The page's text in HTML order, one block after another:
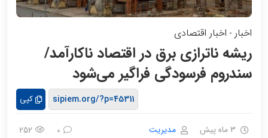
اخبار - اخبار اقتصادی
ریشه ناترازی برق در اقتصاد ناکارآمد/
سندروم فرسودگی فراگیر می‌شود
کپی
3 ماه پیش مدیریت 0
252